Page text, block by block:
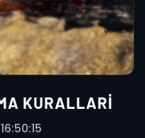
KURALLARI